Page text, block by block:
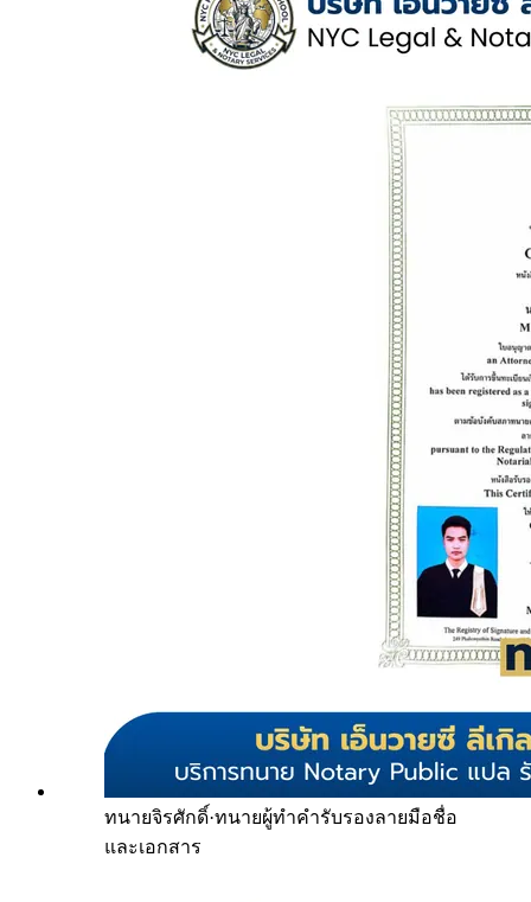
ทนายจิรศักดิ์·ทนายผู้ทำคำรับรองลายมือชื่อ
และเอกสาร